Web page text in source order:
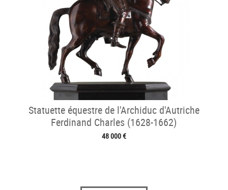
Statuette équestre de l'Archiduc d'Autriche
Ferdinand Charles (1628-1662)
48 000 €